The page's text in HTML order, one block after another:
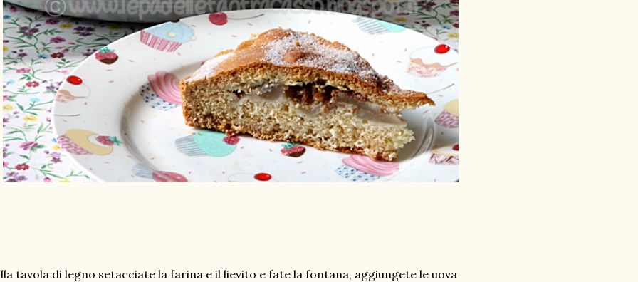
tavola di legno setacciate la farina e il lievito e fate la fontana, aggiungete le uova